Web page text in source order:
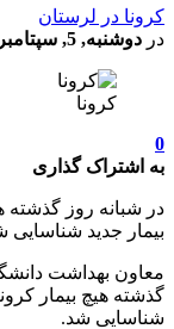
کرونا در لرستان
در دوشنبه, 5, سپتامبر ,2022
کرونا
0
به اشتراک گذاری
بیمار جدید شناسایی
معاون بهداشت
شناسایی شد.